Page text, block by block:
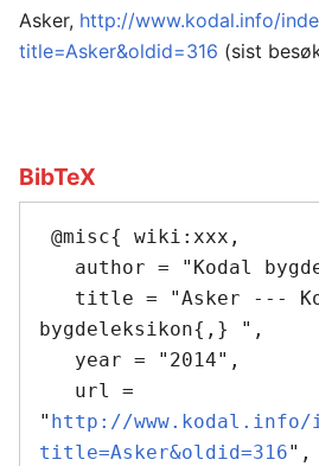
Asker, http://www.kodal.info/
title=Asker&oldid=316 (sist
BibTeX
bygdeleksikon{,} ",
" http://www.kodal.info/
title=Asker&oldid=316",